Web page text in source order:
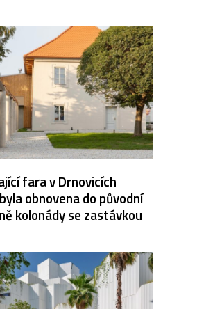
fara v Drnovicích
obnovena do původní
kolonády se zastávkou